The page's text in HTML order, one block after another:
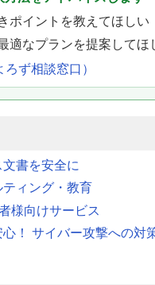
ポイントを教えてほしい
適なプランを提案してほ
ず相談窓口）
書を安全に
ティング・教育
様向けサービス
！ サイバー攻撃への対